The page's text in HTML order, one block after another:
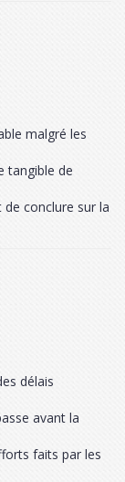
malgré les
tangible de
conclure sur la
délais
avant la
faits par les